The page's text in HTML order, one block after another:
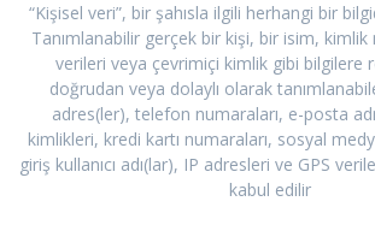
“Kişisel veri”, bir şahısla ilgili herhangi bir
Tanımlanabilir gerçek bir kişi, bir isim, kimlik
verileri veya çevrimiçi kimlik gibi bilgilere
doğrudan veya dolaylı olarak
adres(ler), telefon numaraları, e-posta
kimlikleri, kredi kartı numaraları, sosyal
giriş kullanıcı adı(lar), IP adresleri ve GPS
kabul edilir